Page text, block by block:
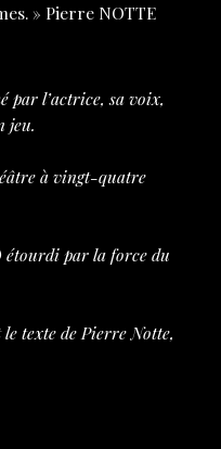
» Pierre NOTTE
par l’actrice, sa voix,
jeu.
à vingt-quatre
par la force du
texte de Pierre Notte,